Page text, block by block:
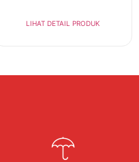
LIHAT DETAIL PRODUK